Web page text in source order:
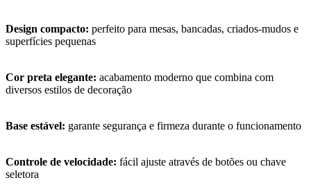
Design compacto: perfeito para mesas, bancadas, criados-mudos e
superfícies pequenas
Cor preta elegante: acabamento moderno que combina com
diversos estilos de decoração
Base estável: garante segurança e firmeza durante o funcionamento
Controle de velocidade: fácil ajuste através de botões ou chave
seletora